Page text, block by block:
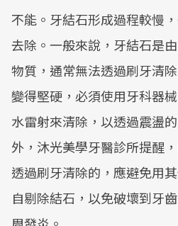
不能。牙結石形成過程較慢
去除。一般來說，牙結石是
物質，通常無法透過刷牙清
變得堅硬，必須使用牙科器
水雷射來清除，以透過震盪
外，沐光美學牙醫診所提醒
透過刷牙清除的，應避免用
自剔除結石，以免破壞到牙